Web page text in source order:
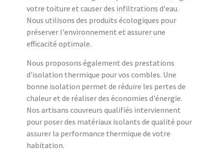
votre toiture et causer des infiltrations d'eau.
Nous utilisons des produits écologiques pour
préserver l'environnement et assurer une
efficacité optimale.
Nous proposons également des prestations
d'isolation thermique pour vos combles. Une
bonne isolation permet de réduire les pertes de
chaleur et de réaliser des économies d'énergie.
Nos artisans couvreurs qualifiés interviennent
pour poser des matériaux isolants de qualité pour
assurer la performance thermique de votre
habitation.